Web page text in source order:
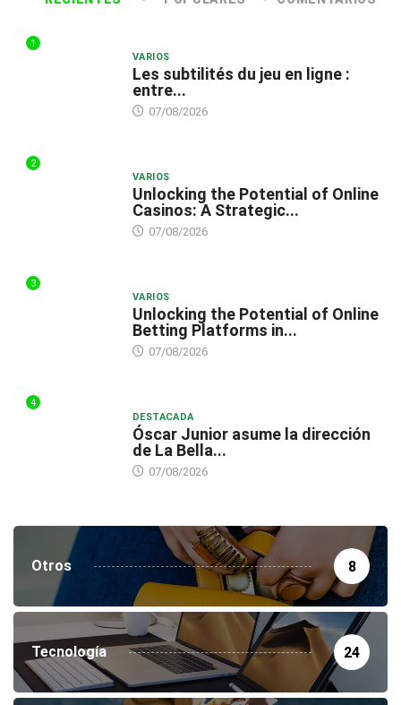
1
VARIOS
Les subtilités du jeu en ligne :
entre...
07/08/2026
2
VARIOS
Unlocking the Potential of Online
Casinos: A Strategic...
07/08/2026
3
VARIOS
Unlocking the Potential of Online
Betting Platforms in...
07/08/2026
4
DESTACADA
Óscar Junior asume la dirección
de La Bella...
07/08/2026
Otros 8
Tecnología 24